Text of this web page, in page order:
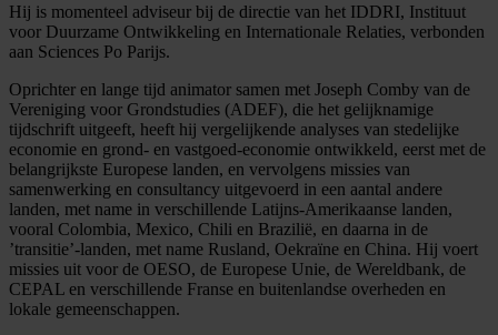
Hij is momenteel adviseur bij de directie van het IDDRI, Instituut
voor Duurzame Ontwikkeling en Internationale Relaties, verbonden
aan Sciences Po Parijs.
Oprichter en lange tijd animator samen met Joseph Comby van de
Vereniging voor Grondstudies (ADEF), die het gelijknamige
tijdschrift uitgeeft, heeft hij vergelijkende analyses van stedelijke
economie en grond- en vastgoed-economie ontwikkeld, eerst met de
belangrijkste Europese landen, en vervolgens missies van
samenwerking en consultancy uitgevoerd in een aantal andere
landen, met name in verschillende Latijns-Amerikaanse landen,
vooral Colombia, Mexico, Chili en Brazilië, en daarna in de
’transitie’-landen, met name Rusland, Oekraïne en China. Hij voert
missies uit voor de OESO, de Europese Unie, de Wereldbank, de
CEPAL en verschillende Franse en buitenlandse overheden en
lokale gemeenschappen.